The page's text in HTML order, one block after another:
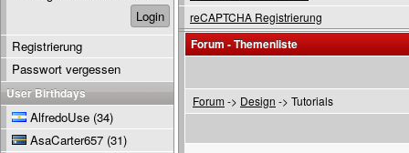
reCAPTCHA Registrierung
Forum - Themenliste
Forum-> Design -> Tutorials
Registrierung
Passwort vergessen
User Birthdays
AlfredoUse (34)
AsaCarter657 (31)